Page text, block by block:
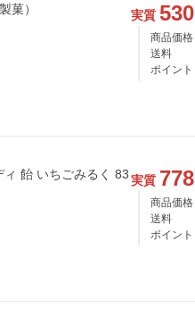
菓） 実質 530
商品価格
送料
ポイント
飴 いちごみるく 83実質 778
商品価格
送料
ポイント